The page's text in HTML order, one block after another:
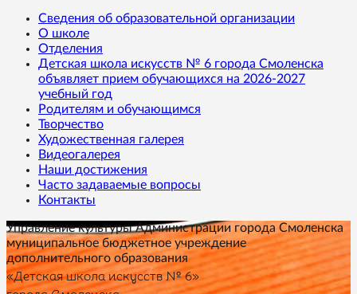
Сведения об образовательной организации
О школе
Отделения
Детская школа искусств № 6 города Смоленска
объявляет прием обучающихся на 2026-2027
учебный год
Родителям и обучающимся
Творчество
Художественная галерея
Видеогалерея
Наши достижения
Часто задаваемые вопросы
Контакты
Управление культуры Администрации города Смоленска
муниципальное бюджетное учреждение
дополнительного образования
«Детская школа искусств № 6»